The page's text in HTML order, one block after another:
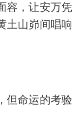
容，让安万凭
土山峁间唱响
但命运的考验